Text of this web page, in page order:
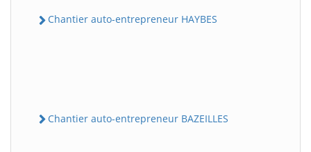
Chantier auto-entrepreneur HAYBES
Chantier auto-entrepreneur BAZEILLES